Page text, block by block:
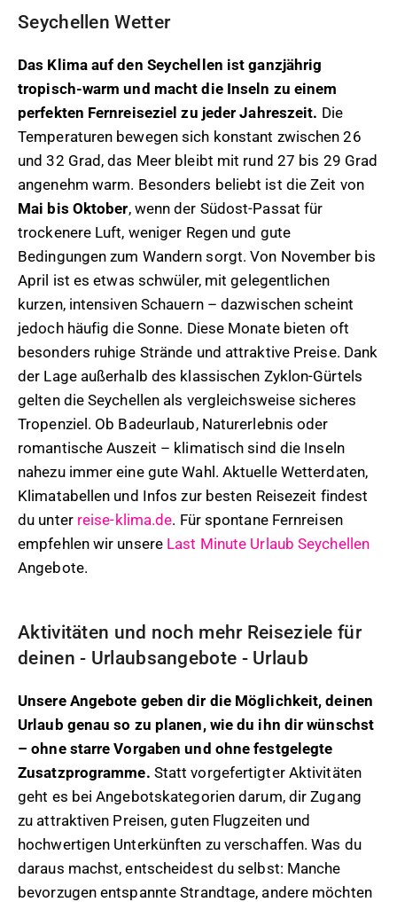
Seychellen Wetter
Das Klima auf den Seychellen ist ganzjährig
tropisch-warm und macht die Inseln zu einem
perfekten Fernreiseziel zu jeder Jahreszeit. Die
Temperaturen bewegen sich konstant zwischen 26
und 32 Grad, das Meer bleibt mit rund 27 bis 29 Grad
angenehm warm. Besonders beliebt ist die Zeit von
Mai bis Oktober, wenn der Südost-Passat für
trockenere Luft, weniger Regen und gute
Bedingungen zum Wandern sorgt. Von November bis
April ist es etwas schwüler, mit gelegentlichen
kurzen, intensiven Schauern – dazwischen scheint
jedoch häufig die Sonne. Diese Monate bieten oft
besonders ruhige Strände und attraktive Preise. Dank
der Lage außerhalb des klassischen Zyklon-Gürtels
gelten die Seychellen als vergleichsweise sicheres
Tropenziel. Ob Badeurlaub, Naturerlebnis oder
romantische Auszeit – klimatisch sind die Inseln
nahezu immer eine gute Wahl. Aktuelle Wetterdaten,
Klimatabellen und Infos zur besten Reisezeit findest
du unter reise-klima.de. Für spontane Fernreisen
empfehlen wir unsere Last Minute Urlaub Seychellen
Angebote.
Aktivitäten und noch mehr Reiseziele für
deinen - Urlaubsangebote - Urlaub
Unsere Angebote geben dir die Möglichkeit, deinen
Urlaub genau so zu planen, wie du ihn dir wünschst
– ohne starre Vorgaben und ohne festgelegte
Zusatzprogramme. Statt vorgefertigter Aktivitäten
geht es bei Angebotskategorien darum, dir Zugang
zu attraktiven Preisen, guten Flugzeiten und
hochwertigen Unterkünften zu verschaffen. Was du
daraus machst, entscheidest du selbst: Manche
bevorzugen entspannte Strandtage, andere möchten